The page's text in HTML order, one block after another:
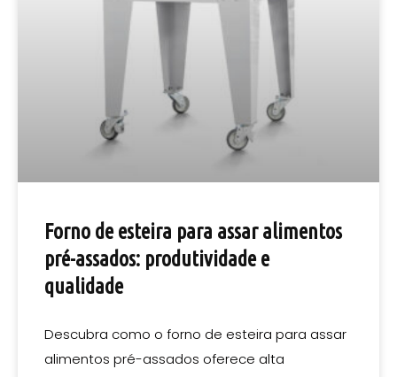
Forno de esteira para assar alimentos
pré-assados: produtividade e
qualidade
Descubra como o forno de esteira para assar
alimentos pré-assados oferece alta